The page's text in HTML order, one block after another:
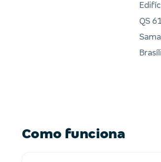
QS
Como funciona